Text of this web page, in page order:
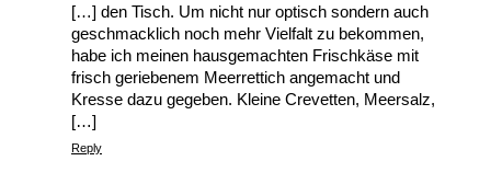
[…] den Tisch. Um nicht nur optisch sondern auch
geschmacklich noch mehr Vielfalt zu bekommen,
habe ich meinen hausgemachten Frischkäse mit
frisch geriebenem Meerrettich angemacht und
Kresse dazu gegeben. Kleine Crevetten, Meersalz,
[…]
Reply